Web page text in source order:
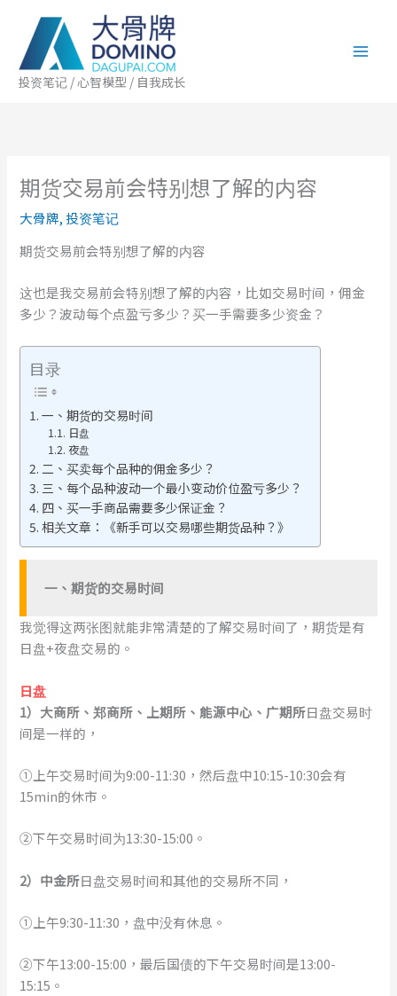
投资笔记 / 心智模型 / 自我成长
期货交易前会特别想了解的内容
大骨牌,投资笔记
期货交易前会特别想了解的内容
这也是我交易前会特别想了解的内容，比如交易时间，佣金
多少？波动每个点盈亏多少？买一手需要多少资金？
目录
一、期货的交易时间
日盘
夜盘
二、买卖每个品种的佣金多少？
三、每个品种波动一个最小变动价位盈亏多少？
四、买一手商品需要多少保证金？
相关文章：《新手可以交易哪些期货品种？》
一 、期货的交易时间
我觉得这两张图就能非常清楚的了解交易时间了，期货是有
日盘+夜盘交易的。
日盘
1）大商所、郑商所、上期所、能源中心、广期所日盘交易时
间是一样的，
①上午交易时间为9:00-11:30，然后盘中10:15-10:30会有
15min的休市。
②下午交易时间为13:30-15:00。
2）中金所日盘交易时间和其他的交易所不同，
①上午9:30-11:30，盘中没有休息。
②下午13:00-15:00，最后国债的下午交易时间是13:00-
15:15。